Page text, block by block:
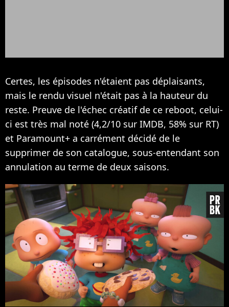
Certes, les épisodes n'étaient pas déplaisants,
mais le rendu visuel n'était pas à la hauteur du
reste. Preuve de l'échec créatif de ce reboot, celui-
ci est très mal noté (4,2/10 sur IMDB, 58% sur RT)
et Paramount+ a carrément décidé de le
supprimer de son catalogue, sous-entendant son
annulation au terme de deux saisons.